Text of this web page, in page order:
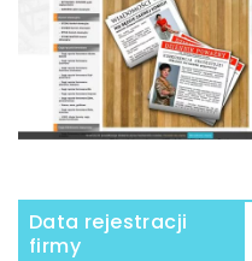
Data rejestracji
firmy